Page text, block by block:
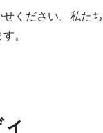
ください。私たち
。